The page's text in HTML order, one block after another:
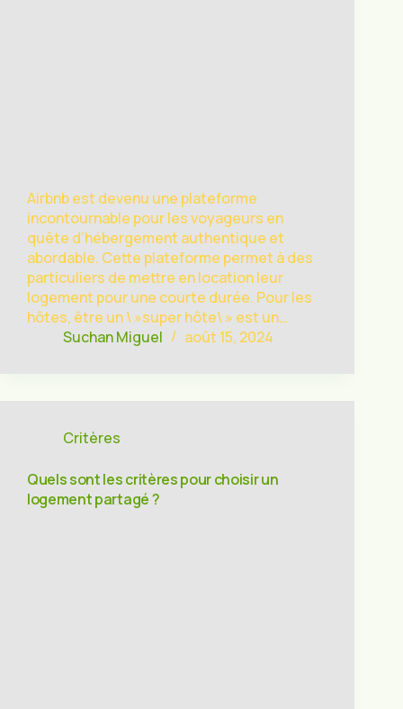
Airbnb est devenu une plateforme
incontournable pour les voyageurs en
quête d’hébergement authentique et
abordable. Cette plateforme permet à des
particuliers de mettre en location leur
logement pour une courte durée. Pour les
hôtes, être un \ »super hôte\ » est un…
Suchan Miguel
août 15, 2024
Critères
Quels sont les critères pour choisir un
logement partagé ?